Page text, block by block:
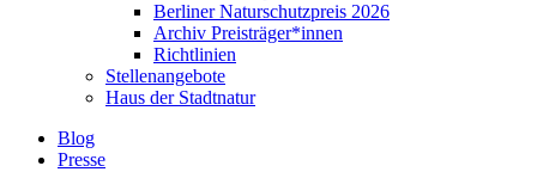
Berliner Naturschutzpreis 2026
Archiv Preisträger*innen
Richtlinien
Stellenangebote
Haus der Stadtnatur
Blog
Presse